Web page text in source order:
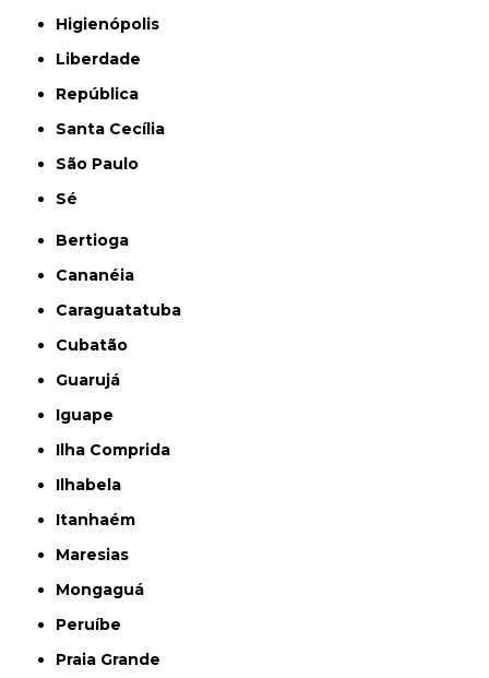
Higienópolis
Liberdade
República
Santa Cecília
São Paulo
Sé
Bertioga
Cananéia
Caraguatatuba
Cubatão
Guarujá
Iguape
Ilha Comprida
Ilhabela
Itanhaém
Maresias
Mongaguá
Peruíbe
Praia Grande